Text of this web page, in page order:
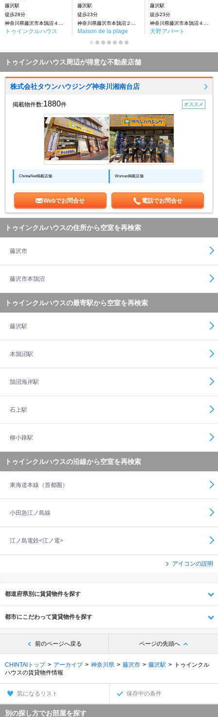
藤沢駅
徒歩28分
トゥインクルハウス
藤沢駅
徒歩23分
Maison de la plage
藤沢駅
徒歩23分
天野アパート
トゥインクルハウス周辺が得意な不動産店舗
株式会社タウンハウジング神奈川湘南台店
掲載物件数:1880件 オススメ
ChintaiNet掲載店舗 Woman掲載店舗
Webでお問合せ 電話でお問合せ
トゥインクルハウスの住所から空室を再検索
藤沢市
藤沢市本鵠沼
トゥインクルハウスの最寄駅から空室を再検索
藤沢駅
本鵠沼駅
鵠沼海岸駅
石上駅
柳小路駅
トゥインクルハウスの沿線から空室を再検索
東海道本線（首都圏）
小田急江ノ島線
江ノ島電鉄<江ノ電>
アイコンの説明
都道府県別に賃貸物件を探す
都市にこだわって賃貸物件を探す
前のページへ戻る ページの先頭へ
CHINTAIトップ アーカイブ 神奈川県 藤沢市 藤沢駅
トゥインクル
ハウスの賃貸物件情報
気になるリスト 保存中の条件
別の探し方でお部屋を探す